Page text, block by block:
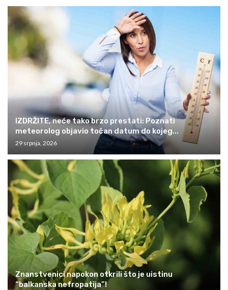
IZDRŽITE, neće tako brzo prestati: Poznati
meteorolog objavio točan datum do kojeg...
29 srpnja, 2026
Znanstvenici napokon otkrili što je uistinu
“balkanska nefropatija”!